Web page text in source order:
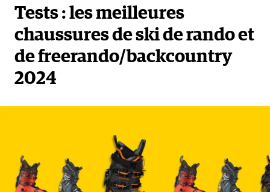
Tests : les meilleures
chaussures de ski de rando et
de freerando/backcountry
2024